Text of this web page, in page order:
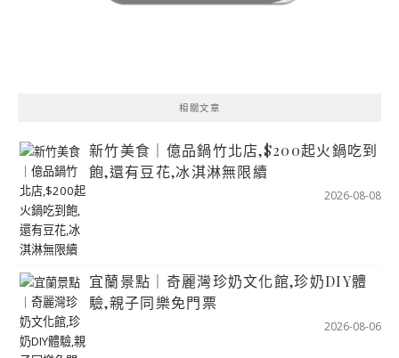
相關文章
新竹美食｜億品鍋竹北店,$200起火鍋吃到
飽,還有豆花,冰淇淋無限續
2026-08-08
宜蘭景點｜奇麗灣珍奶文化館,珍奶DIY體
驗,親子同樂免門票
2026-08-06